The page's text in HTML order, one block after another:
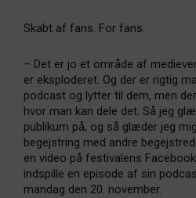
Skabt af fans. For fans.
– Det er jo et område af
er eksploderet. Og der er rigtig
podcast og lytter til dem, men
hvor man kan dele det. Så jeg
publikum på, og så glæder jeg
begejstring med andre
en video på festivalens
indspille en episode af sin
mandag den 20. november.